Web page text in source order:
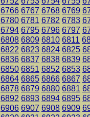
6766 6767 6768 6769
6780 6781 6782 6783
6794 6795 6796 6797
6808 6809 6810 6811
6822 6823 6824 6825
6836 6837 6838 6839
6850 6851 6852 6853
6864 6865 6866 6867
6878 6879 6880 6881
6892 6893 6894 6895
6906 6907 6908 6909